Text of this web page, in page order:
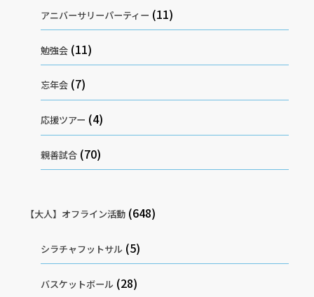
アニバーサリーパーティー (11)
勉強会 (11)
忘年会 (7)
応援ツアー (4)
親善試合 (70)
【大人】オフライン活動(648)
シラチャフットサル (5)
バスケットボール (28)